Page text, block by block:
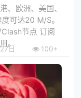
、欧洲、美国、
可达20 M/S。
节点 订阅
。
日 100+